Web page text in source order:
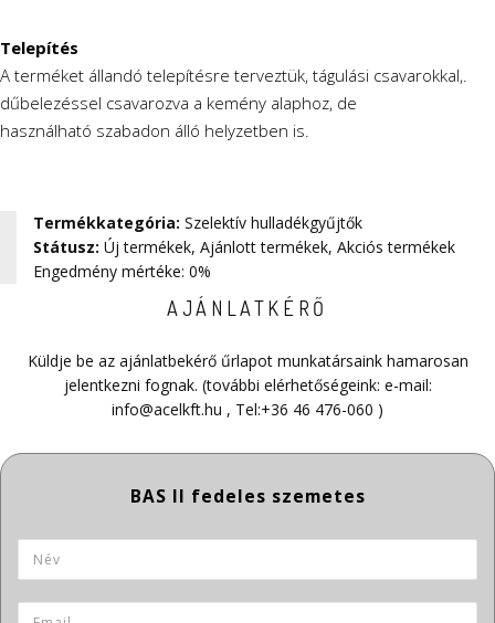
Telepítés
A terméket állandó telepítésre terveztük, tágulási csavarokkal,.
dűbelezéssel csavarozva a kemény alaphoz, de
használható szabadon álló helyzetben is.
Termékkategória: Szelektív hulladékgyűjtők
Státusz: Új termékek, Ajánlott termékek, Akciós termékek
Engedmény mértéke: 0%
AJÁNLATKÉRŐ
Küldje be az ajánlatbekérő űrlapot munkatársaink hamarosan
jelentkezni fognak. (további elérhetőségeink: e-mail:
info@acelkft.hu , Tel:+36 46 476-060 )
Név
Email *